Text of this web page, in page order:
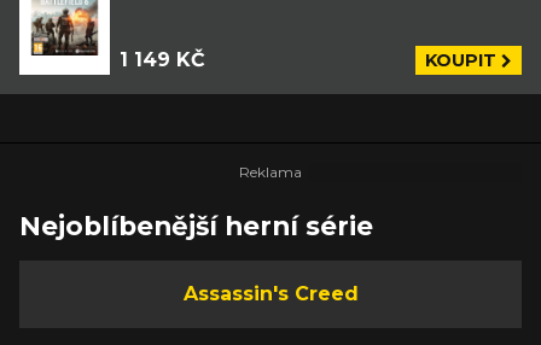
1 149 KČ KOUPIT
Nejoblíbenější herní série
Assassin's Creed